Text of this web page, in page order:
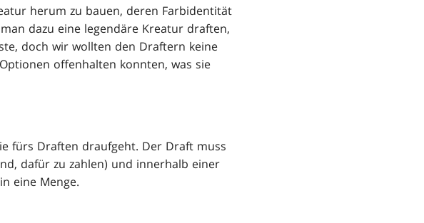
herum zu bauen, deren Farbidentität
dazu eine legendäre Kreatur draften,
doch wir wollten den Draftern keine
offenhalten konnten, was sie
fürs Draften draufgeht. Der Draft muss
dafür zu zahlen) und innerhalb einer
eine Menge.